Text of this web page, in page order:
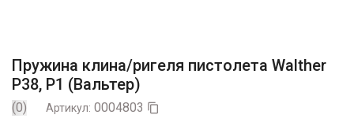
Пружина клина/ригеля пистолета Walther
P38, P1 (Вальтер)
(0) Артикул: 0004803 